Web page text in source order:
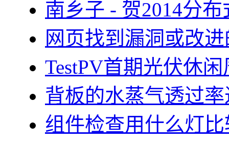
南乡子 - 贺2014分
网页找到漏洞或改
TestPV首期光伏休
背板的水蒸气透过
组件检查用什么灯